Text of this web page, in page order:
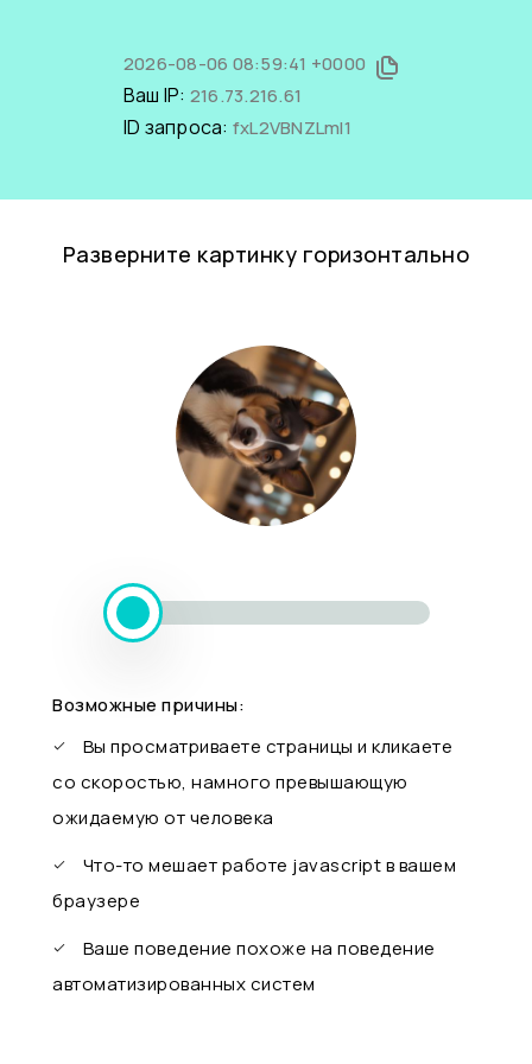
2026-08-06 08:59:41 +0000
Ваш IP: 216.73.216.61
ID запроса: fxL2VBNZLmI1
Разверните картинку горизонтально
Возможные причины:
Вы просматриваете страницы и кликаете
со скоростью, намного превышающую
ожидаемую от человека
Что-то мешает работе javascript в вашем
браузере
Ваше поведение похоже на поведение
автоматизированных систем